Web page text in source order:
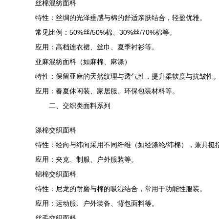
丝棉混纺面料
特性：丝绸的光泽垂感与棉的舒适亲肤结合，轻盈优雅。
常见比例：50%丝/50%棉、30%丝/70%棉等。
应用：高档连衣裙、丝巾、夏季衬衫等。
亚麻混纺面料（如麻棉、麻涤）
特性：保留亚麻的天然纹理与透气性，提升柔软度与抗皱性。
应用：春夏休闲装、家居服、环保包装材料等。
二、交织类面料系列
涤棉交织面料
特性：经向与纬向采用不同纤维（如经涤纶/纬棉），兼具挺
应用：夹克、制服、户外服装等。
锦棉交织面料
特性：尼龙的耐磨与棉的吸湿结合，常用于功能性服装。
应用：运动服、户外装备、背包面料等。